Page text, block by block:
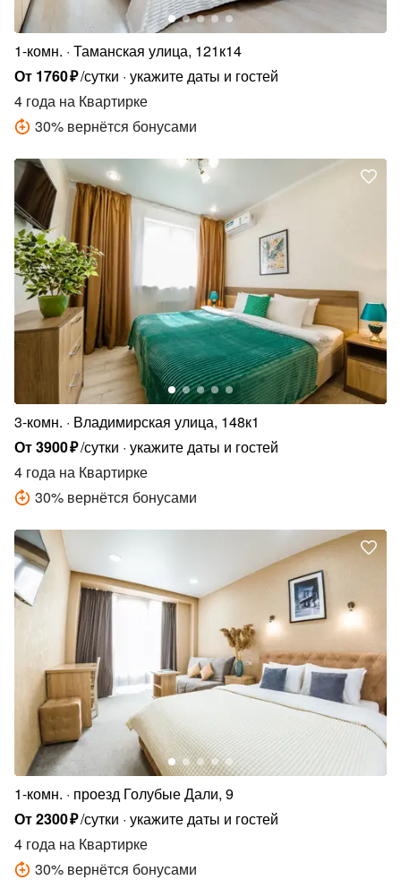
1-комн. Таманская улица, 121к14
От 1760₽/сутки укажите даты и гостей
4 года на Квартирке
30% вернётся бонусами
3-комн.
Владимирская улица, 148к1
От3900₽/сутки укажите даты и гостей
4 года на Квартирке
30% вернётся бонусами
1-комн.
проезд Голубые Дали, 9
От2300₽/сутки укажите даты и гостей
4 года на Квартирке
30% вернётся бонусами